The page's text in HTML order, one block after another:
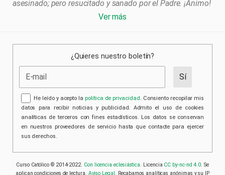
asesinado; pero resucitado y sanado por el Padre. ¡Ánimo!
Ver más
¿Quieres nuestro boletín?
He leído y acepto lapolítica de privacidad. Consiento recopilar mis
datos para recibir noticias y publicidad. Admito el uso de cookies
analíticas de terceros con fines estadísticos. Los datos se conservan
en nuestros proveedores de servicio hasta que contacte para ejercer
sus derechos.
Curso Católico © 2014-2022. Con licencia eclesiástica. Licencia CC by-nc-nd 4.0. Se
aplican condiciones de lectura. Aviso Legal . Recabamos analíticas anónimas y su IP